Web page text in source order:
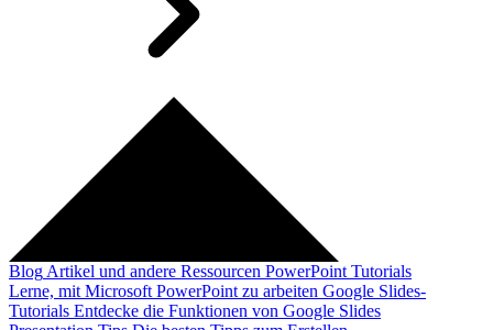
Blog Artikel und andere Ressourcen PowerPoint Tutorials
Lerne, mit Microsoft PowerPoint zu arbeiten Google Slides-
Tutorials Entdecke die Funktionen von Google Slides